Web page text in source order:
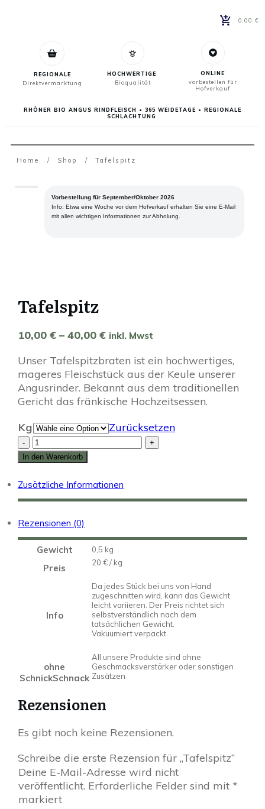
0,00 €
REGIONALE
Direktvermarktung
HOCHWERTIGE
Bioqualität
ONLINE
vorbestellen für
Hofverkauf
RHÖNER BIO ANGUS RINDFLEISCH • 365 WEIDETAGE • REGIONALE
SCHLACHTUNG
Home / Shop / Tafelspitz
Vorbestellung für September/Oktober 2026
Info: Etwa eine Woche vor dem Hofverkauf erhalten Sie eine E-Mail
mit allen wichtigen Informationen zur Abholung.
Tafelspitz
10,00 € – 40,00 € Preisspanne:
bis
40,00 €
inkl. Mwst
Unser Tafelspitzbraten ist ein hochwertiges,
mageres Fleischstück aus der Keule unserer
Angusrinder. Bekannt aus dem traditionellen
Gericht das fränkische Hochzeitsessen.
Kg
Zurücksetzen
-
Tafelspitz
Menge
+
In den Warenkorb
Zusätzliche Informationen
Rezensionen (0)
Gewicht 0,5 kg
Preis 20 € / kg
Info
Da jedes Stück bei uns von Hand
zugeschnitten wird, kann das Gewicht
leicht variieren. Der Preis richtet sich
selbstverständlich nach dem
tatsächlichen Gewicht.
Vakuumiert verpackt.
ohne
SchnickSchnack
All unsere Produkte sind ohne
Geschmacksverstärker oder sonstigen
Zusätzen
Rezensionen
Es gibt noch keine Rezensionen.
Schreibe die erste Rezension für „Tafelspitz“
Deine E-Mail-Adresse wird nicht
veröffentlicht. Erforderliche Felder sind mit *
markiert